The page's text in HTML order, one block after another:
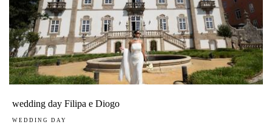
wedding day Filipa e Diogo
WEDDING DAY